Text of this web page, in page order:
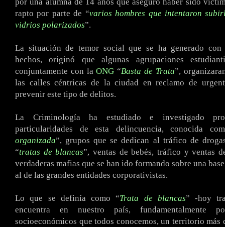
rapto por parte de “varios hombres que intentaron
vidrios polarizados”.
La situación de temor social que se ha generado
hechos, originó que algunas agrupaciones
conjuntamente con laONG “Basta de Trata”,
las calles céntricas de la ciudad en reclamo de
prevenir este tipo de delitos.
La Criminología ha estudiado e investigado
particularidades de esta delincuencia, conocida
organizada”, grupos que se dedican al tráfico de
“tratas de blancas”, ventas de bebés, tráfico y ventas
verdaderas mafias que se han ido formando sobre una
al de las grandes entidades corporativistas.
Lo que se definía como “Trata de blancas” -hoy
encuentra en nuestro país, fundamentalmente
socioeconómicos que todos conocemos, un territorio más